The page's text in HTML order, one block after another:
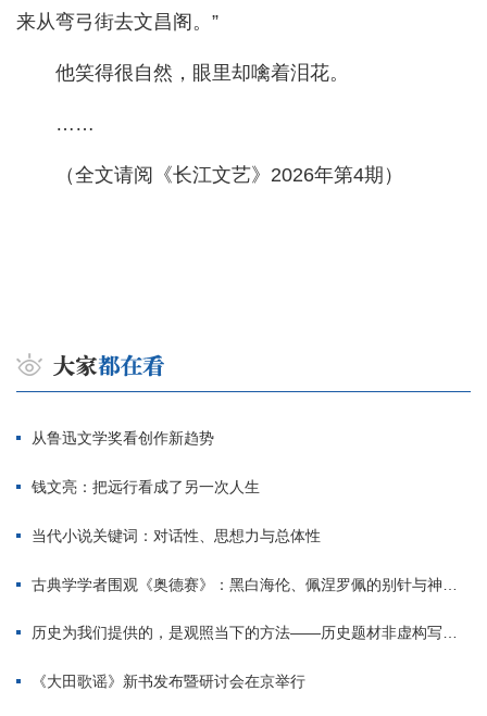
来从弯弓街去文昌阁。”
他笑得很自然，眼里却噙着泪花。
……
（全文请阅《长江文艺》2026年第4期）
从鲁迅文学奖看创作新趋势
钱文亮：把远行看成了另一次人生
当代小说关键词：对话性、思想力与总体性
古典学学者围观《奥德赛》：黑白海伦、佩涅罗佩的别针与神秘入侵者
历史为我们提供的，是观照当下的方法——历史题材非虚构写作多人谈
《大田歌谣》新书发布暨研讨会在京举行